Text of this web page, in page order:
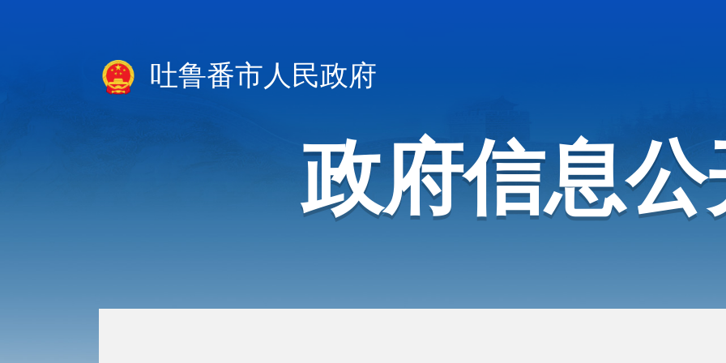
吐鲁番市人民政府
政府信息公